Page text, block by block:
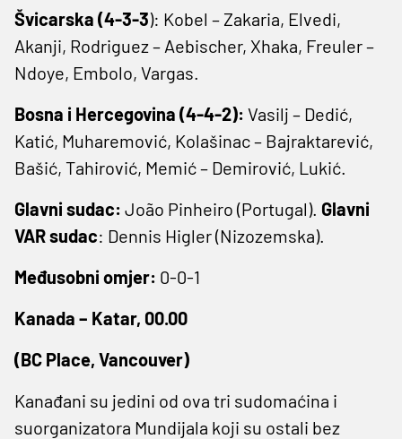
Švicarska (4-3-3): Kobel – Zakaria, Elvedi,
Akanji, Rodriguez – Aebischer, Xhaka, Freuler –
Ndoye, Embolo, Vargas.
Bosna i Hercegovina (4-4-2): Vasilj – Dedić,
Katić, Muharemović, Kolašinac – Bajraktarević,
Bašić, Tahirović, Memić – Demirović, Lukić.
Glavni sudac: João Pinheiro (Portugal). Glavni
VAR sudac: Dennis Higler (Nizozemska).
Međusobni omjer: 0-0-1
Kanada – Katar, 00.00
(BC Place, Vancouver)
Kanađani su jedini od ova tri sudomaćina i
suorganizatora Mundijala koji su ostali bez